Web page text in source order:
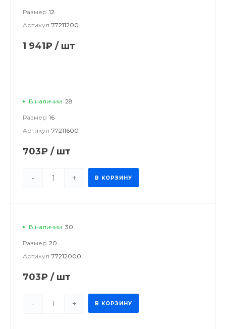
Размер 12
Артикул 77211200
1 941₽ / шт
В наличии 28
Размер 16
Артикул 77211600
703₽ / шт
- + В КОРЗИНУ
В наличии 30
Размер 20
Артикул 77212000
703₽ / шт
- + В КОРЗИНУ